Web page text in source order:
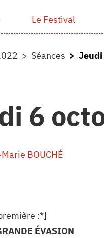
Le Festival
Séances Jeudi
6
BOUCHÉ
:*]
ÉVASION